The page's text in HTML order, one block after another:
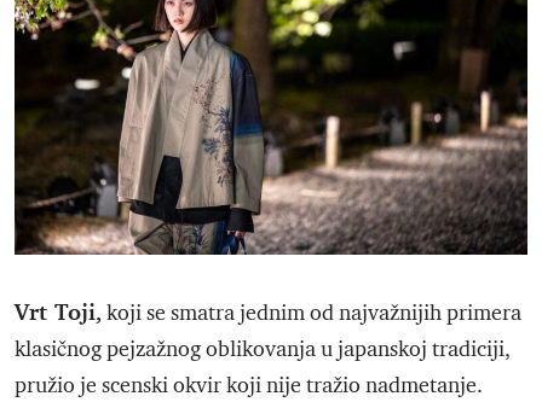
Vrt Toji,koji se smatra jednim od najvažnijih primera
klasičnog pejzažnog oblikovanja u japanskoj tradiciji,
pružio je scenski okvir koji nije tražio nadmetanje.